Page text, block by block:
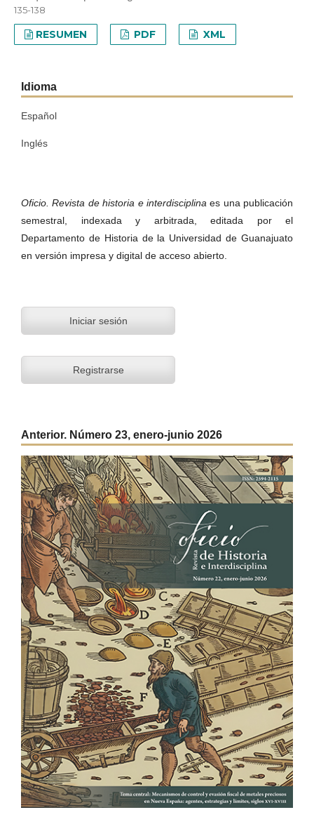
135-138
RESUMEN PDF XML
Idioma
Español
Inglés
Oficio. Revista de historia e interdisciplinaes una publicación
semestral, indexada y arbitrada, editada por el
Departamento de Historia de la Universidad de Guanajuato
en versión impresa y digital de acceso abierto.
Iniciar sesión
Registrarse
Anterior. Número 23, enero-junio 2026